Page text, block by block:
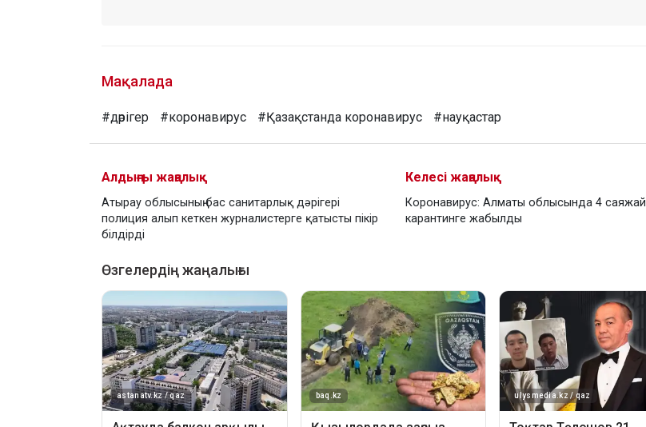
Мақалада
#дәрігер #коронавирус #Қазақстанда коронавирус #науқастар
Алдыңғы жаңалық
Атырау облысының бас санитарлық дәрігері
полиция алып кеткен журналистерге қатысты пікір
білдірді
Келесі жаңалық
Коронавирус: Алматы облысында 4 саяжай
карантинге жабылды